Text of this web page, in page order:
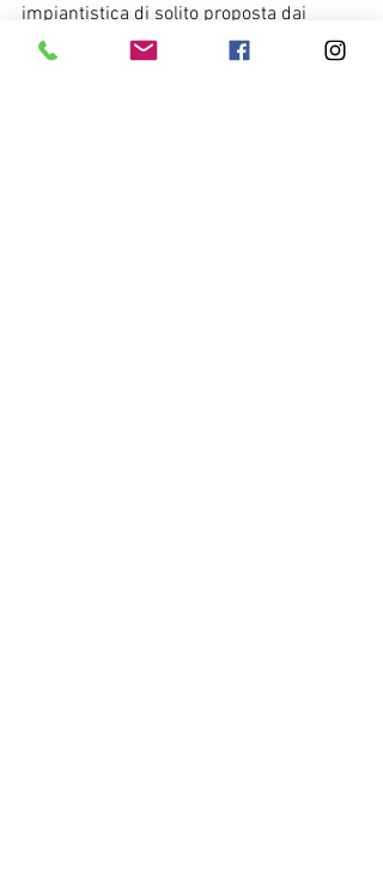
impiantistica di solito proposta dai
clienti, che sia per produrre calore o